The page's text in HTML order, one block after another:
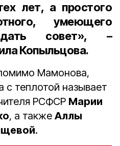
лет, а простого
умеющего
дать совет», –
Копыльцова.
Мамонова,
теплотой называет
РСФСР Марии
, а также Аллы
.